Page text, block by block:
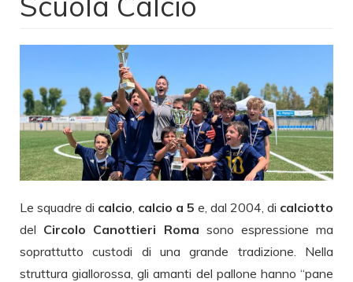
Le squadre di calcio calcio a 5 e, dal 2004, di calciotto
del Circolo Canottieri Roma sono espressione ma
soprattutto custodi di una grande tradizione. Nella
struttura giallorossa, gli amanti del pallone hanno “pane